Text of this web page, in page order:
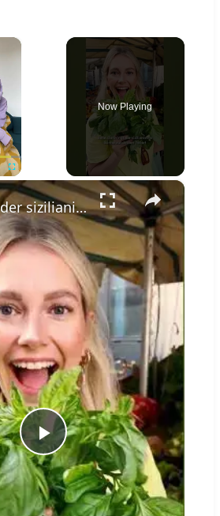
×
Fullscreen
Now Playing
×
Play
Video
Rezept der sizilianischen Küche: Pasta alla Norma #shorts